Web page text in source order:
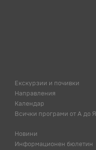
Екскурзии и почивки
Направления
Календар
Всички програми от А до Я
Новини
Информационен бюлетин